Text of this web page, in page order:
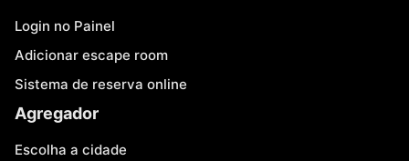
Login no Painel
Adicionar escape room
Sistema de reserva online
Agregador
Escolha a cidade